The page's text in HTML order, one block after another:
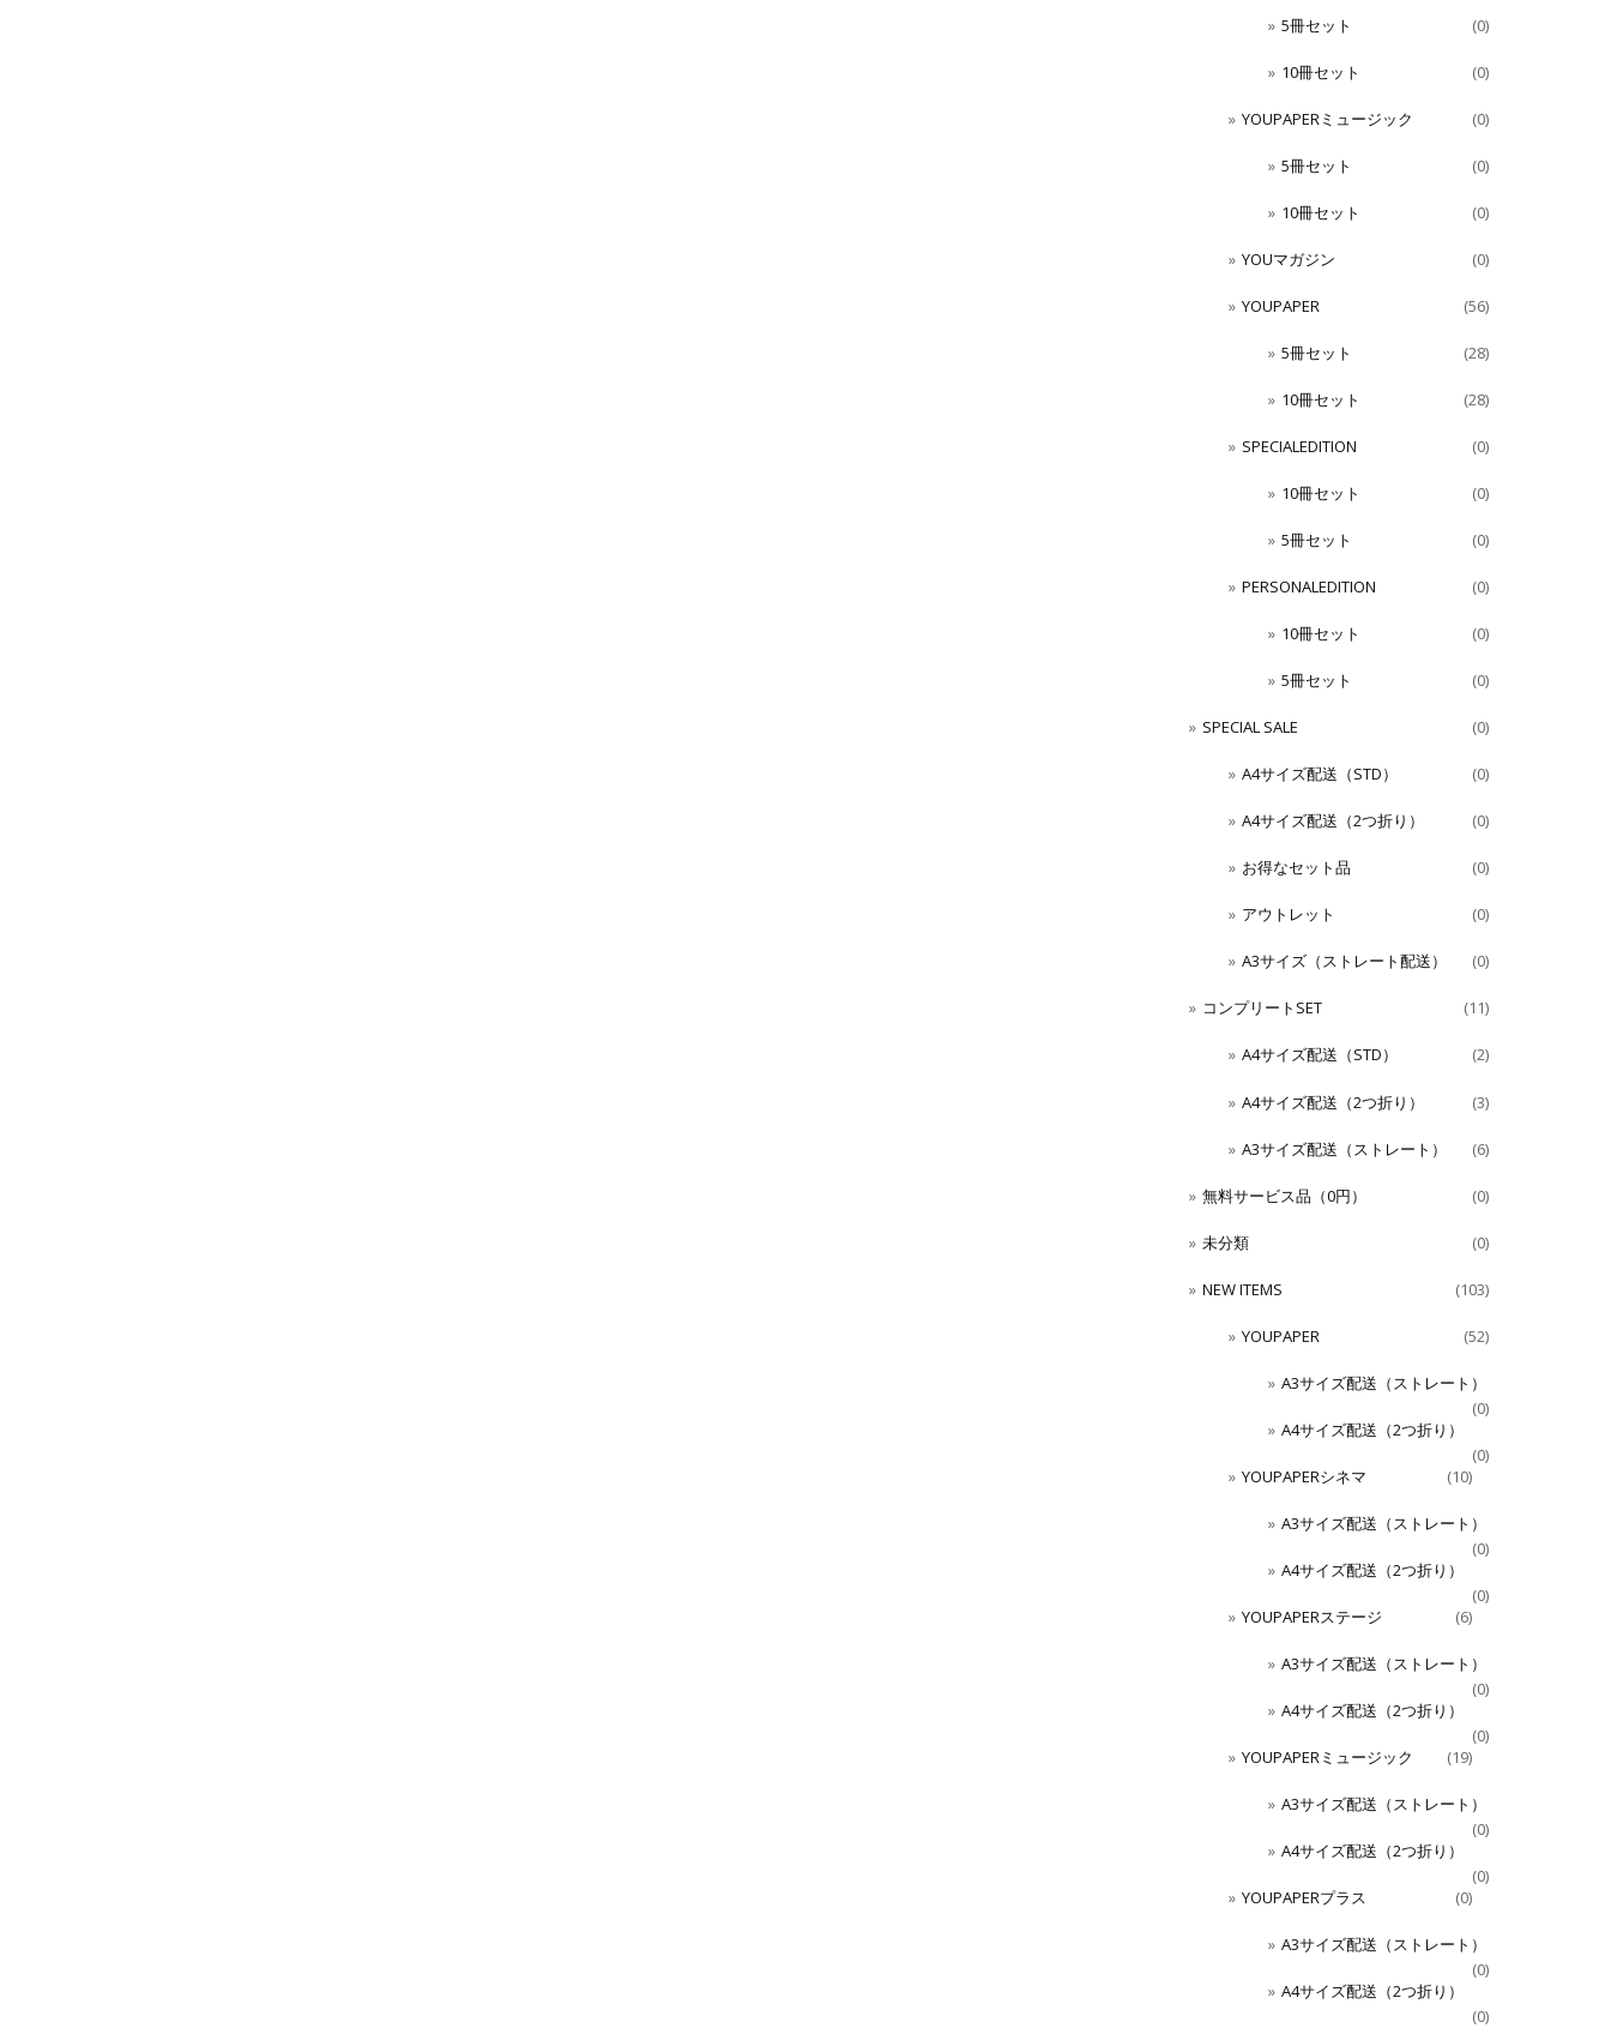
5冊セット (0)
10冊セット (0)
YOUPAPERミュージック (0)
5冊セット (0)
10冊セット (0)
YOUマガジン (0)
YOUPAPER (56)
5冊セット (28)
10冊セット (28)
SPECIALEDITION (0)
10冊セット (0)
5冊セット (0)
PERSONALEDITION (0)
10冊セット (0)
5冊セット (0)
SPECIAL SALE (0)
A4サイズ配送（STD） (0)
A4サイズ配送（2つ折り） (0)
お得なセット品 (0)
アウトレット (0)
A3サイズ（ストレート配送） (0)
コンプリートSET (11)
A4サイズ配送（STD） (2)
A4サイズ配送（2つ折り） (3)
A3サイズ配送（ストレート） (6)
無料サービス品（0円） (0)
未分類 (0)
NEW ITEMS (103)
YOUPAPER (52)
A3サイズ配送（ストレート）
(0)
A4サイズ配送（2つ折り）
(0)
YOUPAPERシネマ
(10)
A3サイズ配送（ストレート）
(0)
A4サイズ配送（2つ折り）
(0)
YOUPAPERステージ
(6)
A3サイズ配送（ストレート）
(0)
A4サイズ配送（2つ折り）
(0)
YOUPAPERミュージック
(19)
A3サイズ配送（ストレート）
(0)
A4サイズ配送（2つ折り）
(0)
YOUPAPERプラス
(0)
A3サイズ配送（ストレート）
(0)
A4サイズ配送（2つ折り）
(0)